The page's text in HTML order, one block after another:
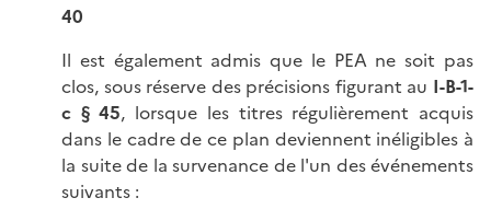
40
Il est également admis que le PEA ne soit pas
clos, sous réserve des précisions figurant au I-B-1-
c § 45, lorsque les titres régulièrement acquis
dans le cadre de ce plan deviennent inéligibles à
la suite de la survenance de l'un des événements
suivants :